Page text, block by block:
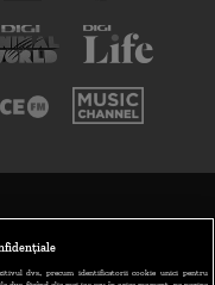
dvs., precum identificatorii cookie unici pentru